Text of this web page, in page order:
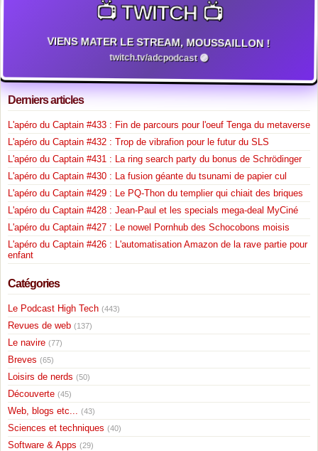
📺 TWITCH 📺
VIENS MATER LE STREAM, MOUSSAILLON !
twitch.tv/adcpodcast 🟣
Derniers articles
L'apéro du Captain #433 : Fin de parcours pour l'oeuf Tenga du metaverse
L'apéro du Captain #432 : Trop de vibrafion pour le futur du SLS
L'apéro du Captain #431 : La ring search party du bonus de Schrödinger
L'apéro du Captain #430 : La fusion géante du tsunami de papier cul
L'apéro du Captain #429 : Le PQ-Thon du templier qui chiait des briques
L'apéro du Captain #428 : Jean-Paul et les specials mega-deal MyCiné
L'apéro du Captain #427 : Le nowel Pornhub des Schocobons moisis
L'apéro du Captain #426 : L'automatisation Amazon de la rave partie pour
enfant
Catégories
Le Podcast High Tech (443)
Revues de web (137)
Le navire (77)
Breves (65)
Loisirs de nerds (50)
Découverte (45)
Web, blogs etc... (43)
Sciences et techniques (40)
Software & Apps (29)